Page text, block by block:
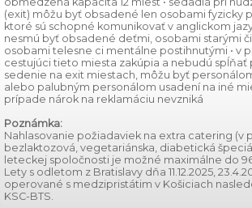
(exit) môžu byť obsadené len osobami fyzicky
ktoré sú schopné komunikovať v anglickom
nesmú byť obsadené deťmi, osobami starými
osobami telesne ci mentálne postihnutými • v
cestujúci tieto miesta zakúpia a nebudú spĺňať
sedenie na exit miestach, môžu byť
alebo palubným personálom usadení na iné
prípade nárok na reklamáciu nevzniká
Poznámka:
Nahlasovanie požiadaviek na extra catering (v
bezlaktozová, vegetariánska, diabetická
leteckej spoločnosti je možné maximálne do
Lety s odletom z Bratislavy dňa 11.12.2025,
operované s medzipristátim v Košiciach
KSC-BTS.